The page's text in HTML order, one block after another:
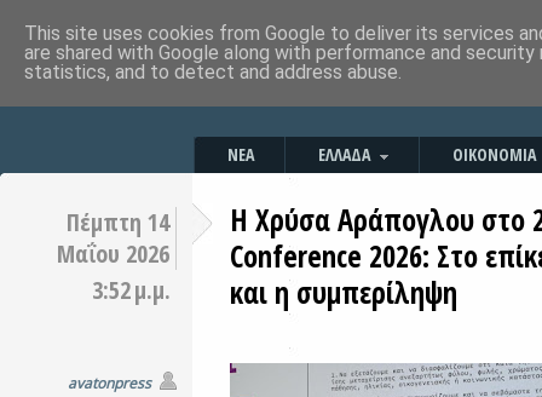
ΝΕΑ ΕΛΛΑΔΑ ΟΙΚΟΝΟΜΙΑ
Πέμπτη 14
Μαΐου 2026
3:52 μ.μ.
avatonpress
Η Χρύσα Αράπογλου στο
Conference 2026: Στο
και η συμπερίληψη
This site uses cookies from Google to deliver its services
are shared with Google along with performance and
statistics, and to detect and address abuse.